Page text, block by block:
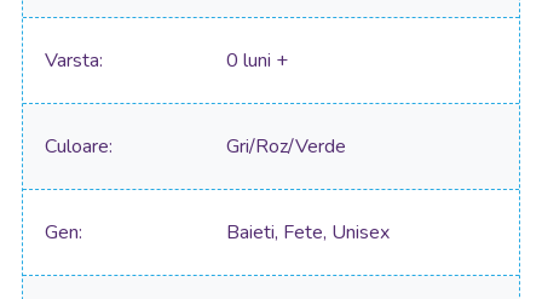
Varsta 0 luni +
Culoare Gri/Roz/Verde
Gen Baieti, Fete, Unisex